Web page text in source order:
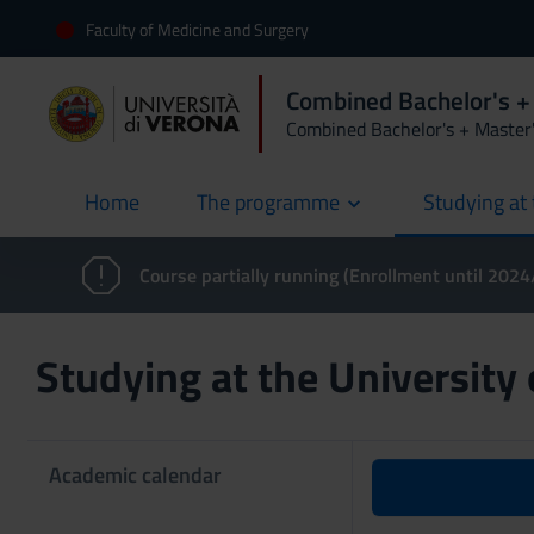
Faculty of Medicine and Surgery
Combined Bachelor's
Combined Bachelor's +
Home
current The programme Studying
Course partially running (Enrollment until
Studying at the University
Academic calendar